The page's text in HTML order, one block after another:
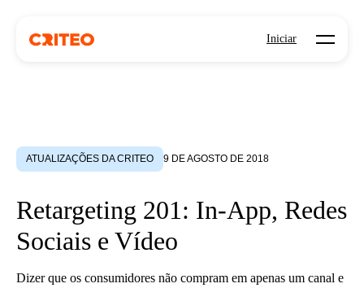
Iniciar Open
ATUALIZAÇÕES DA CRITEO 9 DE AGOSTO DE 2018
Retargeting 201: In-App, Redes
Sociais e Vídeo
Dizer que os consumidores não compram em apenas um canal e